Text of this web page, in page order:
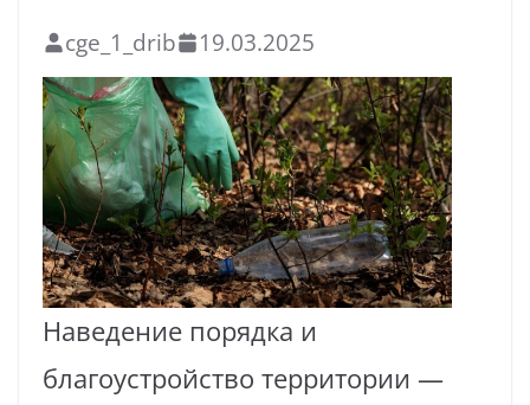
cge_1_drib 19.03.2025
Наведение порядка и
благоустройство территории —